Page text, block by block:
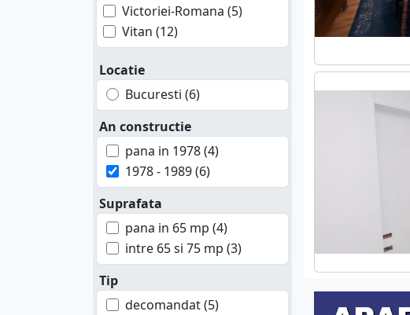
Victoriei-Romana (5)
Vitan (12)
Locatie
Bucuresti (6)
An constructie
pana in 1978 (4)
1978 - 1989 (6)
Suprafata
pana in 65 mp (4)
intre 65 si 75 mp (3)
Tip
decomandat (5)